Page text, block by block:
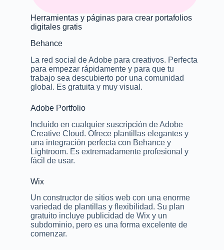
Herramientas y páginas para crear portafolios
digitales gratis
Behance
La red social de Adobe para creativos. Perfecta
para empezar rápidamente y para que tu
trabajo sea descubierto por una comunidad
global. Es gratuita y muy visual.
Adobe Portfolio
Incluido en cualquier suscripción de Adobe
Creative Cloud. Ofrece plantillas elegantes y
una integración perfecta con Behance y
Lightroom. Es extremadamente profesional y
fácil de usar.
Wix
Un constructor de sitios web con una enorme
variedad de plantillas y flexibilidad. Su plan
gratuito incluye publicidad de Wix y un
subdominio, pero es una forma excelente de
comenzar.